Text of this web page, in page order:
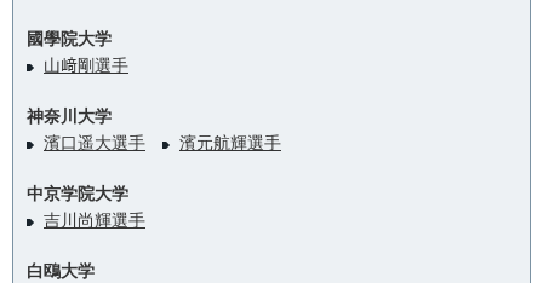
國學院大学
山﨑剛選手
神奈川大学
濱口遥大選手
濱元航輝選手
中京学院大学
吉川尚輝選手
白鴎大学